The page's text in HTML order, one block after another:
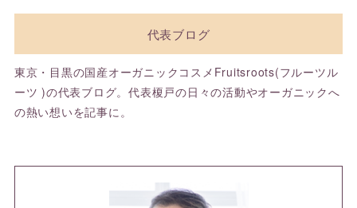
代表ブログ
東京・目黒の国産オーガニックコスメFruitsroots(フルーツル
ーツ )の代表ブログ。代表榎戸の日々の活動やオーガニックへ
の熱い想いを記事に。